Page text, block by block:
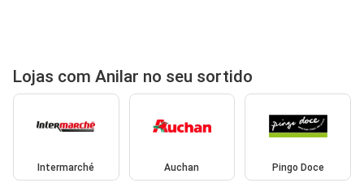
Lojas com Anilar no seu sortido
Intermarché Auchan Pingo Doce